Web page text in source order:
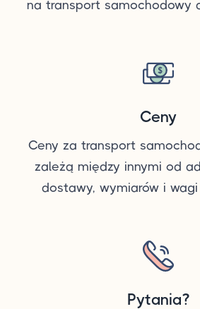
na transport samochodowy
Ceny
Ceny za transport
zależą między innymi od
dostawy, wymiarów i
Pytania?